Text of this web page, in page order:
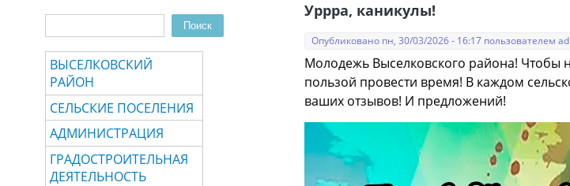
Уррра, каникулы!
Опубликовано пн, 30/03/2026 - 16:17 пользователем
Молодежь Выселковского района! Чтобы
пользой провести время! В каждом
ваших отзывов! И предложений!
Поиск
ВЫСЕЛКОВСКИЙ
РАЙОН
СЕЛЬСКИЕ ПОСЕЛЕНИЯ
АДМИНИСТРАЦИЯ
ГРАДОСТРОИТЕЛЬНАЯ
ДЕЯТЕЛЬНОСТЬ